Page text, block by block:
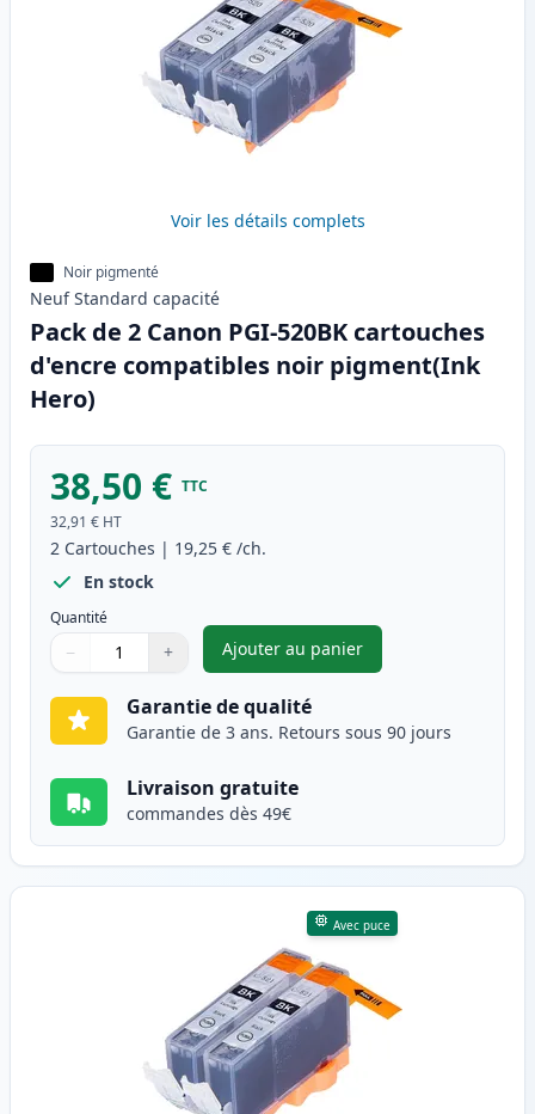
Voir les détails complets
Noir pigmenté
Neuf Standard capacité
Pack de 2 Canon PGI-520BK cartouches
d'encre compatibles noir pigment(Ink
Hero)
38,50 € TTC
32,91 € HT
2 Cartouches | 19,25 € /ch.
En stock
Quantité
Quantité
Utilisez les boutons pour ajuster
− +
Quantité
Ajouter au panier
,Pack de 2 Canon PGI-
Garantie de qualité
Garantie de 3 ans. Retours sous 90 jours
Livraison gratuite
commandes dès 49€
Avec puce